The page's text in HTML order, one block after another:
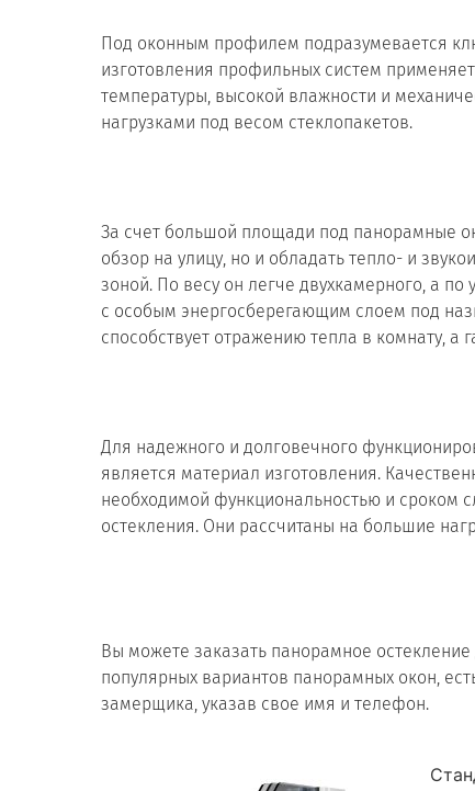
Под оконным профилем подразумевается
изготовления профильных систем
температуры, высокой влажности и
нагрузками под весом стеклопакетов.
За счет большой площади под панорамные
обзор на улицу, но и обладать тепло- и
зоной. По весу он легче двухкамерного, а
с особым энергосберегающим слоем под
способствует отражению тепла в комнату, а
Для надежного и долговечного
является материал изготовления.
необходимой функциональностью и сроком
остекления. Они рассчитаны на большие
Вы можете заказать панорамное
популярных вариантов панорамных окон,
замерщика, указав свое имя и телефон.